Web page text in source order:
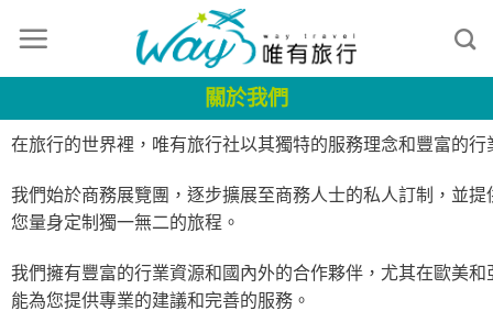
關於我們
在旅行的世界裡，唯有旅行社以其獨特的服務理念和豐富的
我們始於商務展覽團，逐步擴展至商務人士的私人訂制，並
您量身定制獨一無二的旅程。
我們擁有豐富的行業資源和國內外的合作夥伴，尤其在歐美
能為您提供專業的建議和完善的服務。